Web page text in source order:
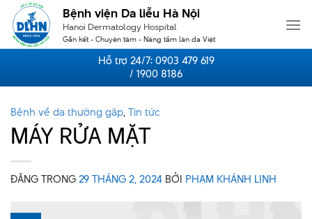
Skip
content
Bệnh viện Da liễu Hà Nội
Hanoi Dermatology Hospital
Gắn kết - Chuyên tâm - Nâng tầm làn da Việt
Hỗ trợ 24/7: 0903 479 619
/ 1900 8186
Bệnh về da thường gặp,Tin tức
MÁY RỬA MẶT
ĐĂNG TRONG29 THÁNG 2, 2024 BỞI PHẠM KHÁNH LINH